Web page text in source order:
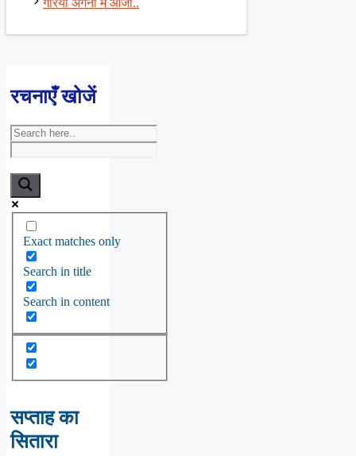
गौरेया अँगना में आजा..
रचनाएँ खोजें
Exact matches only
Search in title
Search in content
सप्ताह का
सितारा